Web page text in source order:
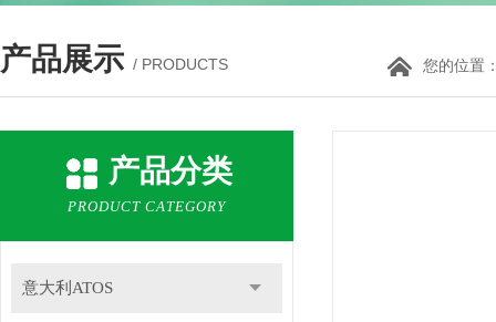
产品展示 / PRODUCTS 您的位置
产品分类
PRODUCT CATEGORY
意大利ATOS